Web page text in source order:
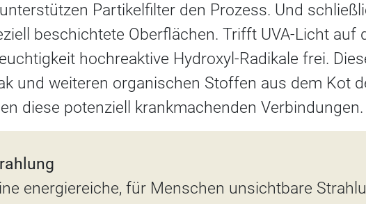
Partikelfilter den Prozess. Und
beschichtete Oberflächen. Trifft UVA-Licht auf
hochreaktive Hydroxyl-Radikale frei.
und weiteren organischen Stoffen aus dem Kot
diese potenziell krankmachenden Verbindungen.
energiereiche, für Menschen unsichtbare